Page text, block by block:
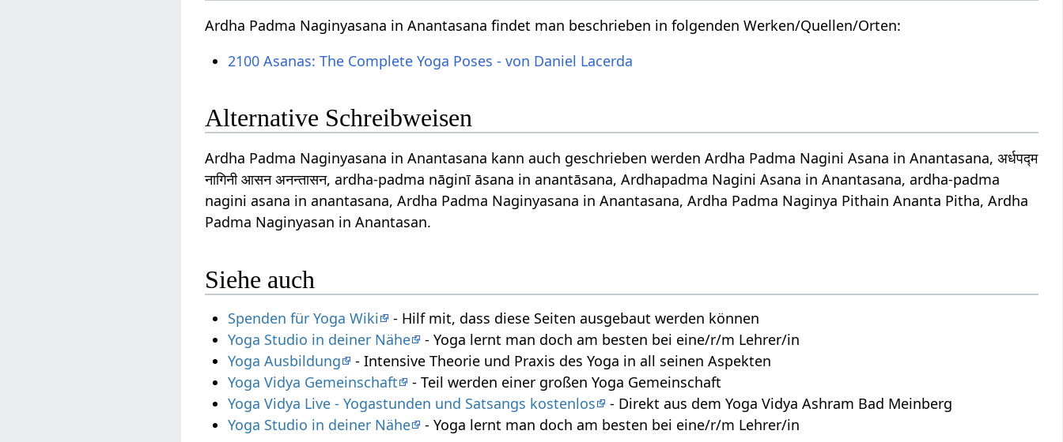
Ardha Padma Naginyasana in Anantasana findet man beschrieben in folgenden Werken/Quellen/Orten:
2100 Asanas: The Complete Yoga Poses - von Daniel Lacerda
Alternative Schreibweisen
Ardha Padma Naginyasana in Anantasana kann auch geschrieben werden Ardha Padma Nagini Asana in Anantasana, अर्धपद्म
नागिनी आसन अनन्तासन, ardha-padma nāginī āsana in anantāsana, Ardhapadma Nagini Asana in Anantasana, ardha-padma
nagini asana in anantasana, Ardha Padma Naginyasana in Anantasana, Ardha Padma Naginya Pithain Ananta Pitha, Ardha
Padma Naginyasan in Anantasan.
Siehe auch
Spenden für Yoga Wiki
- Hilf mit, dass diese Seiten ausgebaut werden können
Yoga Studio in deiner Nähe
- Yoga lernt man doch am besten bei eine/r/m Lehrer/in
Yoga Ausbildung
- Intensive Theorie und Praxis des Yoga in all seinen Aspekten
Yoga Vidya Gemeinschaft
- Teil werden einer großen Yoga Gemeinschaft
Yoga Vidya Live - Yogastunden und Satsangs kostenlos
- Direkt aus dem Yoga Vidya Ashram Bad Meinberg
Yoga Studio in deiner Nähe
- Yoga lernt man doch am besten bei eine/r/m Lehrer/in